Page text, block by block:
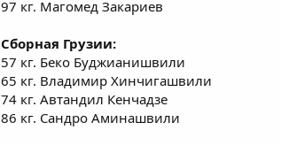
97 кг. Магомед Закариев
Сборная Грузии:
57 кг. Беко Буджианишвили
65 кг. Владимир Хинчигашвили
74 кг. Автандил Кенчадзе
86 кг. Сандро Аминашвили